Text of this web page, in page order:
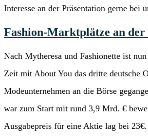
Interesse an der Präsentation gerne bei
Fashion-Marktplätze an der
Nach Mytheresa und Fashionette ist
Zeit mit About You das dritte deutsche
Modeunternehmen an die Börse
war zum Start mit rund 3,9 Mrd. €
Ausgabepreis für eine Aktie lag bei